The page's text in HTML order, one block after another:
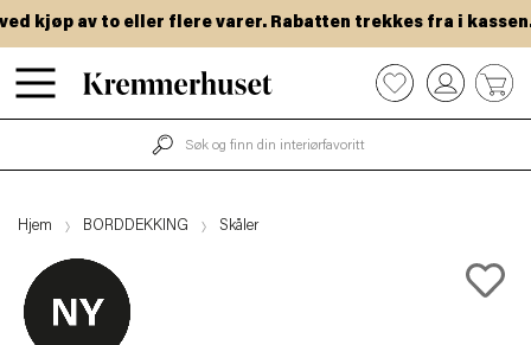
Hopp
til
kjøp av to eller flere varer. Rabatten trekkes fra i kassen.
0
Hjem BORDDEKKING Skåler